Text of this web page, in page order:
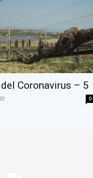
Coronavirus – 5
0